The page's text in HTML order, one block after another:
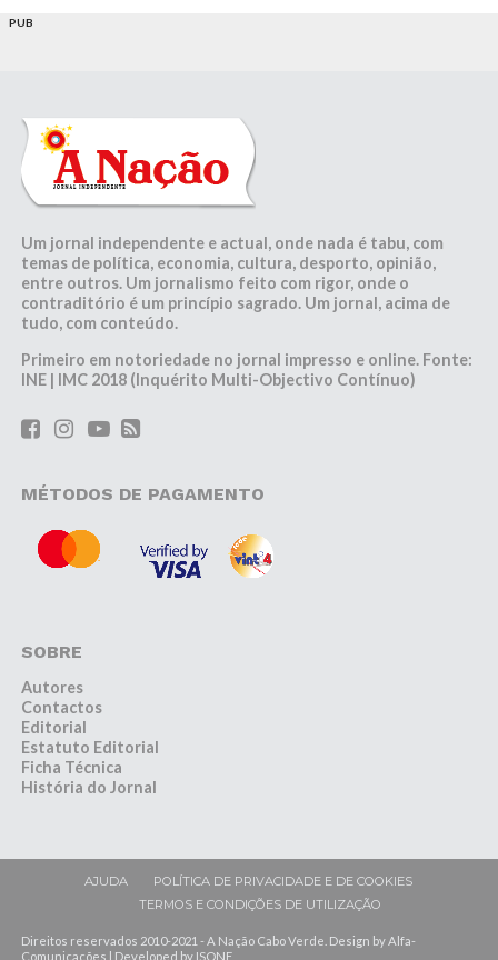
PUB
Um jornal independente e actual, onde nada é tabu, com
temas de política, economia, cultura, desporto, opinião,
entre outros. Um jornalismo feito com rigor, onde o
contraditório é um princípio sagrado. Um jornal, acima de
tudo, com conteúdo.
Primeiro em notoriedade no jornal impresso e online. Fonte:
INE | IMC 2018 (Inquérito Multi-Objectivo Contínuo)
MÉTODOS DE PAGAMENTO
SOBRE
Autores
Contactos
Editorial
Estatuto Editorial
Ficha Técnica
História do Jornal
AJUDA
POLÍTICA DE PRIVACIDADE E DE COOKIES
TERMOS E CONDIÇÕES DE UTILIZAÇÃO
Direitos reservados 2010-2021 - A Nação Cabo Verde. Design by Alfa-
Comunicações | Developed by ISONE